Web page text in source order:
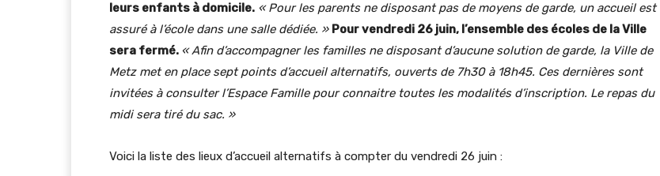
leurs enfants à domicile. « Pour les parents ne disposant pas de moyens de garde, un accueil est
assuré à l’école dans une salle dédiée. » Pour vendredi 26 juin, l’ensemble des écoles de la Ville
sera fermé. « Afin d’accompagner les familles ne disposant d’aucune solution de garde, la Ville de
Metz met en place sept points d’accueil alternatifs, ouverts de 7h30 à 18h45. Ces dernières sont
invitées à consulter l’Espace Famille pour connaitre toutes les modalités d’inscription. Le repas du
midi sera tiré du sac. »
Voici la liste des lieux d’accueil alternatifs à compter du vendredi 26 juin :